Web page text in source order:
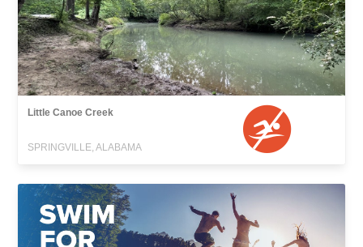
Little Canoe Creek
SPRINGVILLE, ALABAMA